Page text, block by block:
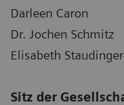
Darleen Caron
Dr. Jochen Schmitz
Elisabeth
Sitz der